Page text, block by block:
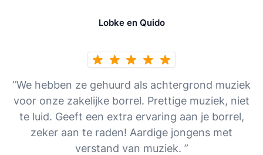
Lobke en Quido
“We hebben ze gehuurd als achtergrond muziek
voor onze zakelijke borrel. Prettige muziek, niet
te luid. Geeft een extra ervaring aan je borrel,
zeker aan te raden! Aardige jongens met
verstand van muziek. ”